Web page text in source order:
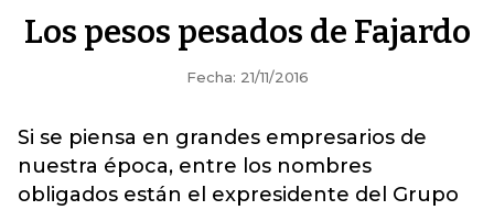
Los pesos pesados de Fajardo
Fecha: 21/11/2016
Si se piensa en grandes empresarios de
nuestra época, entre los nombres
obligados están el expresidente del Grupo